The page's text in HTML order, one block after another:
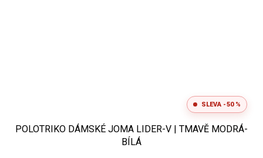
SLEVA -50 %
POLOTRIKO DÁMSKÉ JOMA LIDER-V | TMAVĚ MODRÁ-
BÍLÁ